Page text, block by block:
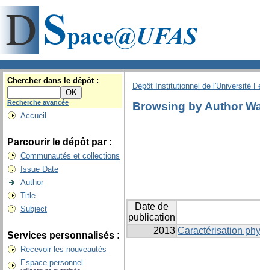
Chercher dans le dépôt :
Recherche avancée
Accueil
Parcourir le dépôt par :
Communautés et collections
Issue Date
Author
Title
Subject
Services personnalisés :
Recevoir les nouveautés
Espace personnel
Dépôt Institutionnel de l'Université
Browsing by Author
Date de
publication
2013 Caractérisation